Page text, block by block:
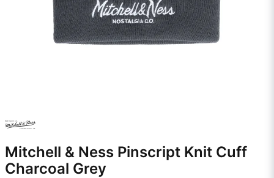
Mitchell & Ness Pinscript Knit Cuff
Charcoal Grey